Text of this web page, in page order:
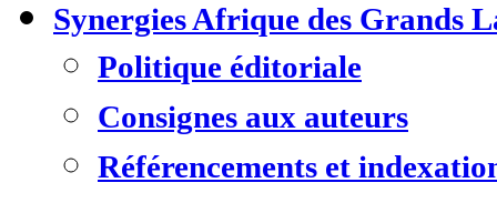
Synergies Afrique des Grands
Politique éditoriale
Consignes aux auteurs
Référencements et